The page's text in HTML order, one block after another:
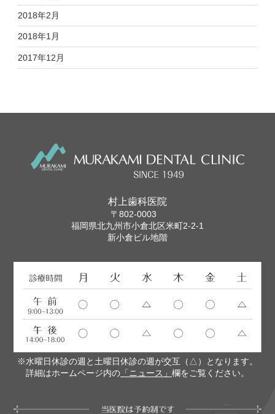
2018年2月
2018年1月
2017年12月
村上歯科医院
〒802-0003
福岡県北九州市小倉北区米町2-2-1
新小倉ビル地階
※水曜日休診の週と土曜日休診の週が交互（△）となります。
詳細はホームページ内の 「ニュース」 欄をご覧ください。